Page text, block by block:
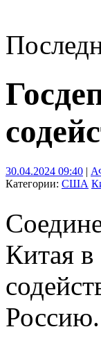
30.04.2024 09:40 |
Категории: США
Китая в
Россию.